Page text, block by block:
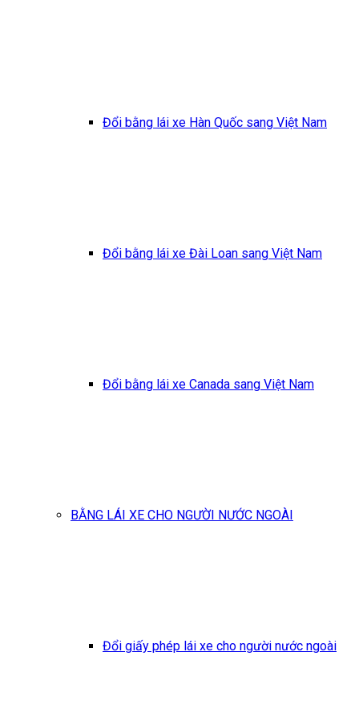
Đổi bằng lái xe Hàn Quốc sang Việt Nam
Đổi bằng lái xe Đài Loan sang Việt Nam
Đổi bằng lái xe Canada sang Việt Nam
BẰNG LÁI XE CHO NGƯỜI NƯỚC NGOÀI
Đổi giấy phép lái xe cho người nước ngoài